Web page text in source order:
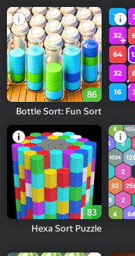
86
Bottle Sort: Fun Sort
83
Hexa Sort Puzzle